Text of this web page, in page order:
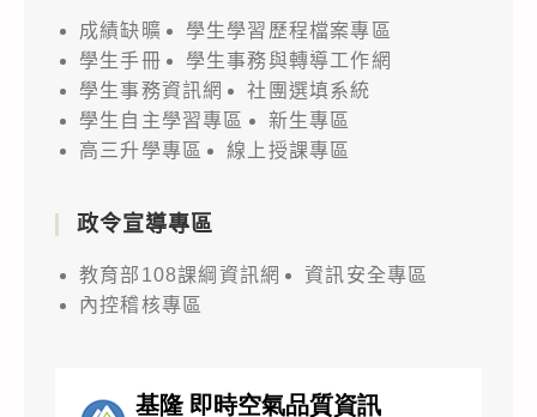
成績缺曠
學生學習歷程檔案專區
學生手冊
學生事務與轉導工作網
學生事務資訊網
社團選填系統
學生自主學習專區
新生專區
高三升學專區
線上授課專區
政令宣導專區
教育部108課綱資訊網
資訊安全專區
內控稽核專區